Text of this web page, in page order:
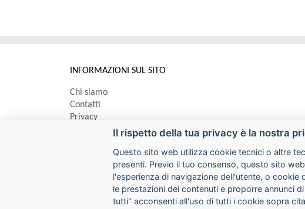
INFORMAZIONI SUL SITO
Chi siamo
Contatti
Privacy
Informativa uso cookie
Impostazioni cookie
I prezzi indicati si intendono IVA esclusa
Il rispetto della tua privacy è la nostra
Questo sito web utilizza cookie tecnici o altre
presenti. Previo il tuo consenso, questo sito
l'esperienza di navigazione dell'utente, o
le prestazioni dei contenuti e proporre annunci
tutti" acconsenti all'uso di tutti i cookie sopra